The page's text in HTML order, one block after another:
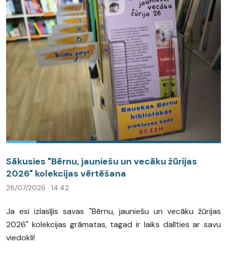
Sākusies "Bērnu, jauniešu un vecāku žūrijas
2026" kolekcijas vērtēšana
28/07/2026 · 14:42
Ja esi izlasījis savas "Bērnu, jauniešu un vecāku žūrijas
2026" kolekcijas grāmatas, tagad ir laiks dalīties ar savu
viedokli!